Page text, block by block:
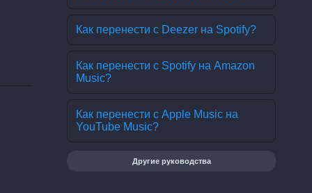
Как перенести с Deezer на Spotify?
Как перенести с Spotify на Amazon
Music?
Как перенести с Apple Music на
YouTube Music?
Другие руководства